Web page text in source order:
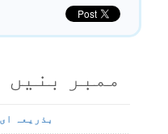
ممبر بنیں
بذریعہ